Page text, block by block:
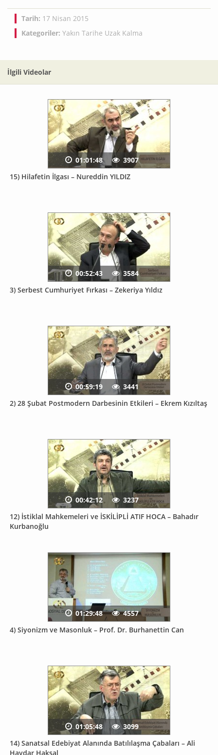
Tarih: 17 Nisan 2015
Kategoriler: Yakın Tarihe Uzak Kalma
İlgili Videolar
15) Hilafetin İlgası – Nureddin YILDIZ
01:01:48 3907
3) Serbest Cumhuriyet Fırkası – Zekeriya Yıldız
00:52:43 3584
2) 28 Şubat Postmodern Darbesinin Etkileri – Ekrem Kızıltaş
00:59:19 3441
12) İstiklal Mahkemeleri ve İSKİLİPLİ ATIF HOCA – Bahadır
Kurbanoğlu
00:42:12 3237
4) Siyonizm ve Masonluk – Prof. Dr. Burhanettin Can
01:29:48 4557
14) Sanatsal Edebiyat Alanında Batılılaşma Çabaları – Ali
Haydar Haksal
01:05:48 3099